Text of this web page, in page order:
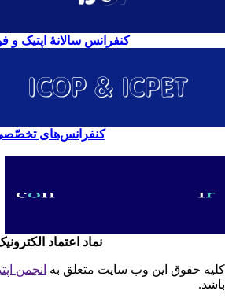
کنفرانس سالانۀ اپتیک و
کنفرانس‌های تخصّصی
نماد اعتماد الکترونیک
حقوق این وب سایت متعلق بهانجمن